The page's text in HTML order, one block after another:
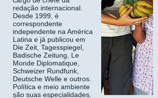
redação internacional.
Desde 1999, é
correspondente
independente na América
Latina e já publicou em
Die Zeit, Tagesspiegel,
Badische Zeitung, Le
Monde Diplomatique,
Schweizer Rundfunk,
Deutsche Welle e outros.
Política e meio ambiente
são suas especialidades.